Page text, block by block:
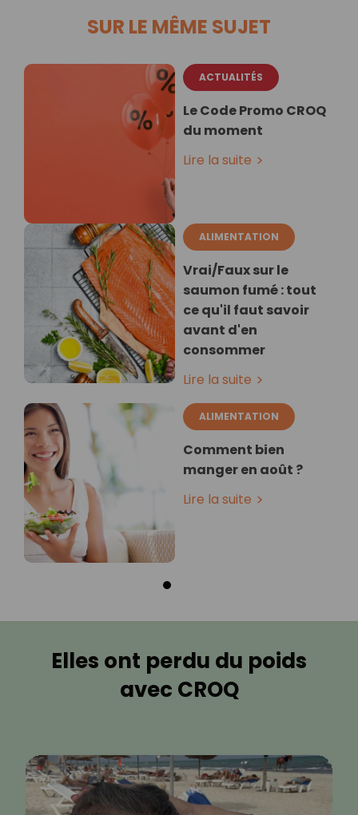
SUR LE MÊME SUJET
ACTUALITÉS
Le Code Promo CROQ
du moment
Lire la suite
ALIMENTATION
Vrai/Faux sur le
saumon fumé : tout
ce qu'il faut savoir
avant d'en
consommer
Lire la suite
ALIMENTATION
Comment bien
manger en août ?
Lire la suite
Elles ont perdu du poids
avec CROQ